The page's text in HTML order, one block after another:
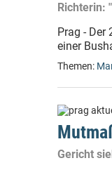
Richterin:
Prag - Der
einer
Themen:
Gericht